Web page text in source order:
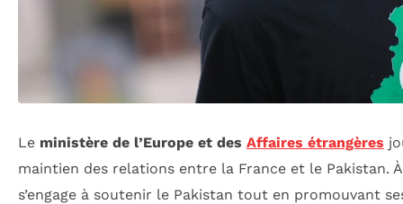
Le ministère de l’Europe et des Affaires étrangères
maintien des relations entre la France et le Pakistan.
s’engage à soutenir le Pakistan tout en promouvant